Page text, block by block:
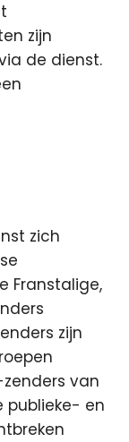
zijn
de dienst.
zich
Franstalige,
zijn
van
publieke- en